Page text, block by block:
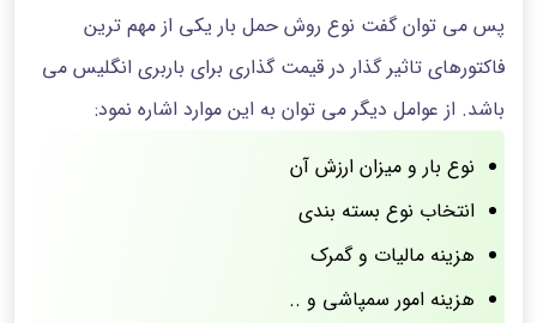
پس می توان گفت نوع روش حمل بار یکی از مهم ترین
فاکتورهای تاثیر گذار در قیمت گذاری برای باربری انگلیس می
باشد. از عوامل دیگر می توان به این موارد اشاره نمود:
نوع بار و میزان ارزش آن
انتخاب نوع بسته بندی
هزینه مالیات و گمرک
هزینه امور سمپاشی و ..